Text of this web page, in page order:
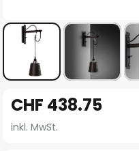
Anfang
der
CHF 438.75
inkl. MwSt.